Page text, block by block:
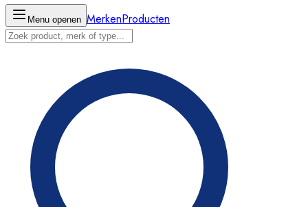
Menu openen MerkenProducten